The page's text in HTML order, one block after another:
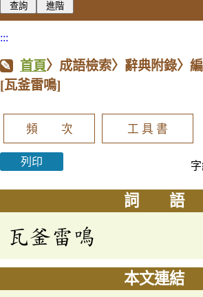
:::
首頁〉成語檢索〉辭典附錄〉編
[瓦釜雷鳴]
頻 次 工 具 書
列印
詞 語
瓦釜雷鳴
本文連結